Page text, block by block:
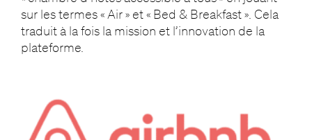
sur les termes « Air » et « Bed & Breakfast ». Cela
traduit à la fois la mission et l’innovation de la
plateforme.